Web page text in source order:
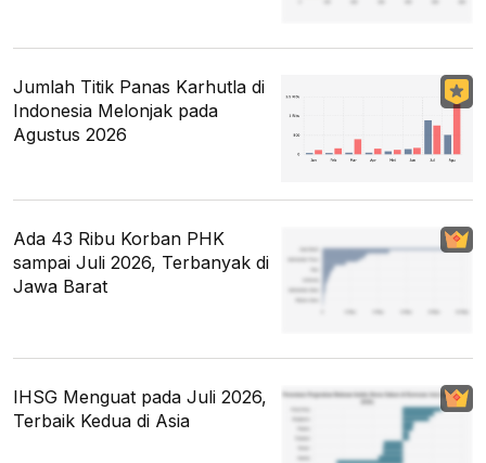
Jumlah Titik Panas Karhutla di
Indonesia Melonjak pada
Agustus 2026
Ada 43 Ribu Korban PHK
sampai Juli 2026, Terbanyak di
Jawa Barat
IHSG Menguat pada Juli 2026,
Terbaik Kedua di Asia